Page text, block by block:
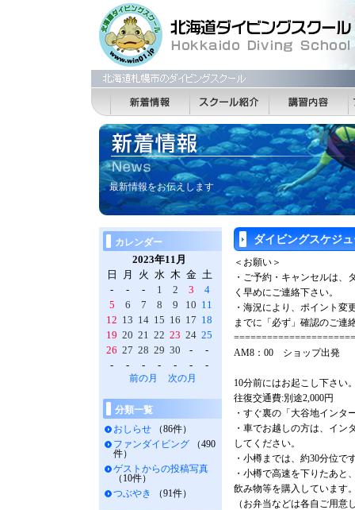
最新情報をお伝えします
ダイビングスケジ
＜お願い＞
・ご予約・キャンセルは、
く早めにご連絡下さい。
・海況により、ポイント変
までに「必ず」確認のご連
AM8：00 ショップ出発
10分前にはお起こし下さい
往復交通費:別途2,000円
・すぐ裏の「大谷地インタ
・車でお越しの方は、イン
してください。
・小樽までは、約30分位で
・小樽で高速を下りたあと
飲み物等を購入しています
（お弁当などは各自ご用意
カレンダー
2023年11月
日
月 火 水 木 金 土
-
- - 1 2 3
4
5
6 7 8 9 10 11
12 13 14 15 16 17 18
19 20 21 22 23 24 25
26 27 28 29 30 -
-
-
- - - - - -
前の月 次の月
分類一覧
おしらせ （86件）
ファンダイビング （490
件）
ゲストからの投稿写真
（10件）
つぶやき
（91件）